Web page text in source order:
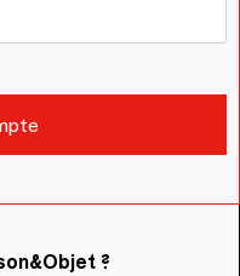
?